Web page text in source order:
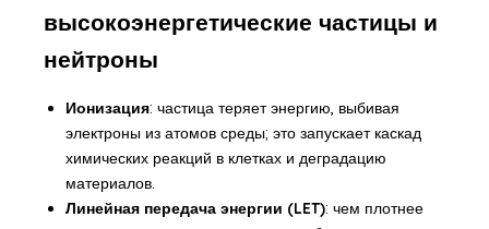
высокоэнергетические частицы и
нейтроны
Ионизация: частица теряет энергию, выбивая
электроны из атомов среды; это запускает каскад
химических реакций в клетках и деградацию
материалов.
Линейная передача энергии (LET): чем плотнее